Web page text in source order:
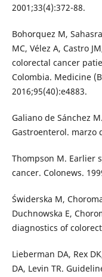
2001;33(4):372-88.
Bohorquez M,
MC, Vélez A, Castro
colorectal cancer
Colombia. Medicine
2016;95(40):e4883.
Galiano de Sánchez
Gastroenterol. marzo
Thompson M. Earlier
cancer. Colonews.
Świderska M,
Duchnowska E,
diagnostics of
Lieberman DA, Rex
DA, Levin TR.